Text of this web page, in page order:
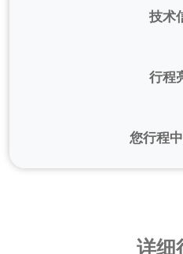
技术
班。 对于国内航班，我们
- 请检查您的乘客是
行程
我们所有的导游都会说
行程中的每一步都能
您行程
www.vilagale.com
详细